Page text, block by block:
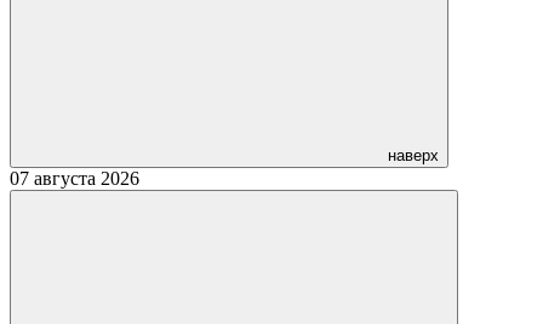
наверх
07 августа 2026